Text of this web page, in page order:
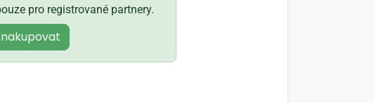
pro registrované partnery.